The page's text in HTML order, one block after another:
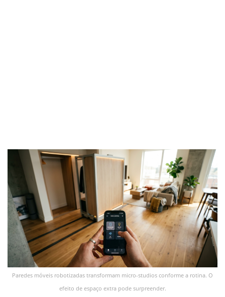
Paredes móveis robotizadas transformam micro-studios conforme a rotina. O
efeito de espaço extra pode surpreender.